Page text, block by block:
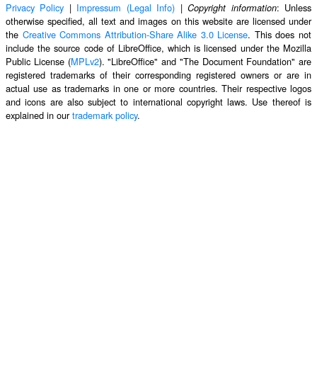
Privacy Policy | Impressum (Legal Info) |Copyright information: Unless
otherwise specified, all text and images on this website are licensed under
the Creative Commons Attribution-Share Alike 3.0 License. This does not
include the source code of LibreOffice, which is licensed under the Mozilla
Public License (MPLv2). "LibreOffice" and "The Document Foundation" are
registered trademarks of their corresponding registered owners or are in
actual use as trademarks in one or more countries. Their respective logos
and icons are also subject to international copyright laws. Use thereof is
explained in ourtrademark policy.